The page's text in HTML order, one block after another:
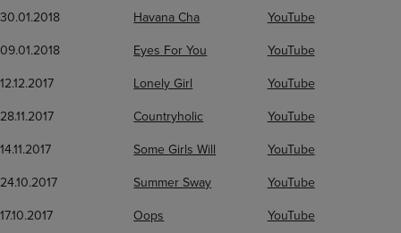
30.01.2018 Havana Cha
YouTube
09.01.2018
Eyes For You
YouTube
12.12.2017
Lonely Girl
YouTube
28.11.2017
Countryholic
YouTube
14.11.2017
Some Girls Will
YouTube
24.10.2017
Summer Sway
YouTube
17.10.2017
Oops
YouTube